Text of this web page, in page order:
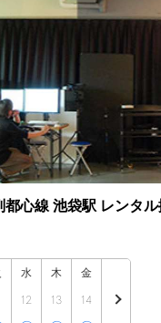
心線 池袋駅 レンタ
水
12
木
13
金
14